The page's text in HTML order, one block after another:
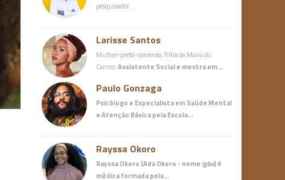
pesquisador…
Larisse Santos
Mulher-preta-cearense, filha de Maria do
Carmo.Assistente Social e mestra em…
Paulo Gonzaga
Psicólogo e Especialista em Saúde Mental
e Atenção Básicapela Escola…
Rayssa Okoro
Rayssa Okoro (Ada Okoro - nome igbo) é
médicaformada pela…